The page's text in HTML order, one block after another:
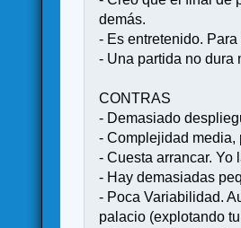
demás.
- Es entretenido.
- Una partida no dura
CONTRAS
- Demasiado
- Complejidad media,
- Cuesta arrancar. Yo
- Hay demasiadas
- Poca Variabilidad.
palacio (explotando